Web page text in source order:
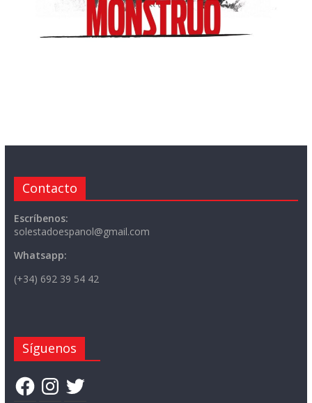
Contacto
Escríbenos:
solestadoespanol@gmail.com
Whatsapp:
(+34) 692 39 54 42
Síguenos
FacebookInstagram
Twitter